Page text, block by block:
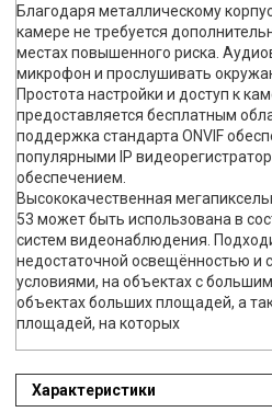
Благодаря металлическому
камере не требуется
местах повышенного риска.
микрофон и прослушивать
Простота настройки и доступ к
предоставляется бесплатным
поддержка стандарта ONVIF
популярными IP
обеспечением.
Высококачественная
53 может быть использована в
систем видеонаблюдения.
недостаточной освещённостью и
условиями, на объектах с
объектах больших площадей, а
площадей, на которых
Характеристики